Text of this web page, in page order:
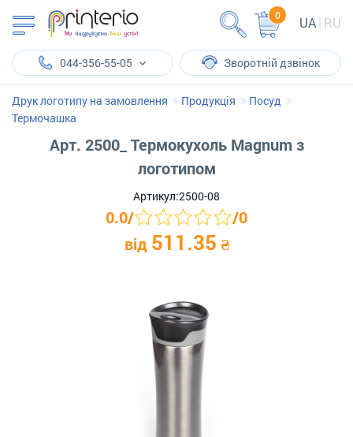
UA RU
0
044-356-55-05 Зворотній дзвінок
Друк логотипу на замовлення Продукція
Посуд
Термочашка
Арт. 2500_ Термокухоль Magnum з
логотипом
Артикул:2500-08
0.0/ /0
від 511.35 ₴